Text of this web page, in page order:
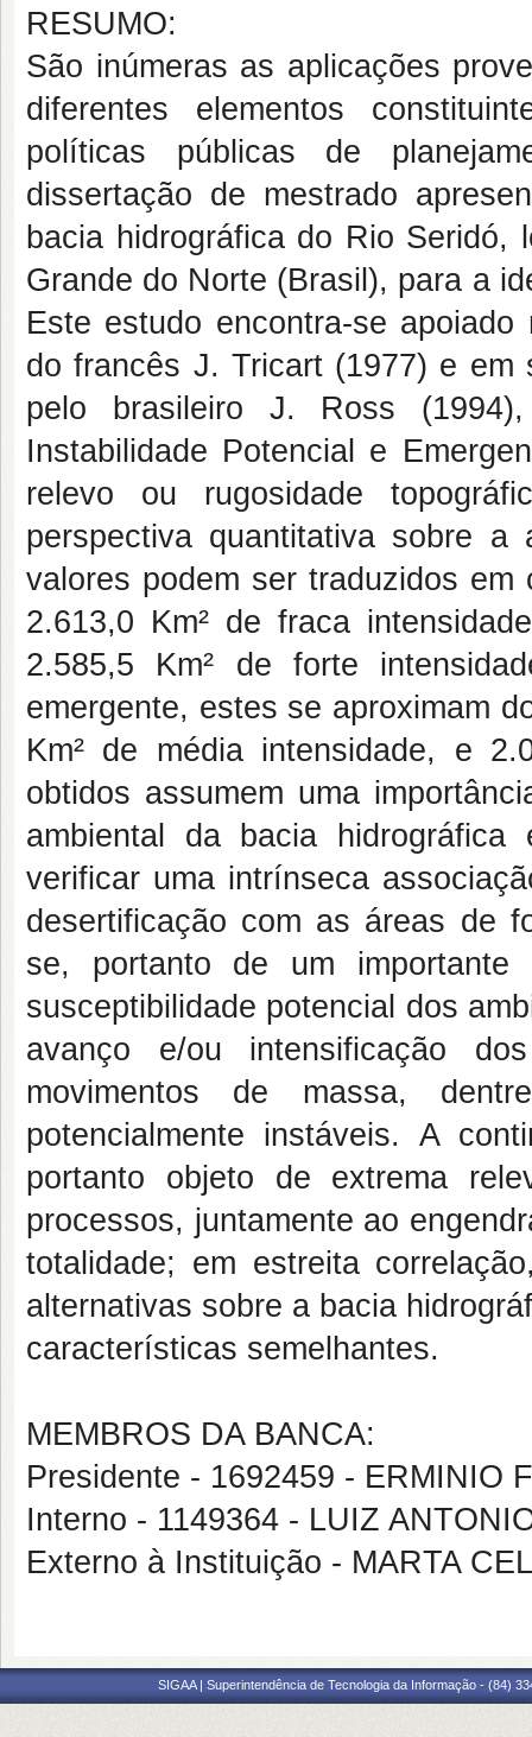
RESUMO:
São inúmeras as aplicações
diferentes elementos
políticas públicas de
dissertação de mestrado
bacia hidrográfica do Rio
Grande do Norte (Brasil), para a
Este estudo encontra-se
do francês J. Tricart (1977) e em
pelo brasileiro J. Ross
Instabilidade Potencial e
relevo ou rugosidade
perspectiva quantitativa sobre a
valores podem ser traduzidos
2.613,0 Km² de fraca
2.585,5 Km² de forte
emergente, estes se aproximam
Km² de média intensidade, e
obtidos assumem uma
ambiental da bacia
verificar uma intrínseca
desertificação com as áreas de
se, portanto de um importante
susceptibilidade potencial dos
avanço e/ou intensificação
movimentos de massa,
potencialmente instáveis. A
portanto objeto de extrema
processos, juntamente ao
totalidade; em estreita
alternativas sobre a bacia
características semelhantes.
MEMBROS DA BANCA:
Presidente - 1692459 - ERMINIO
Interno - 1149364 - LUIZ
Externo à Instituição - MARTA
SIGAA | Superintendência de Tecnologia da Informação - (84)